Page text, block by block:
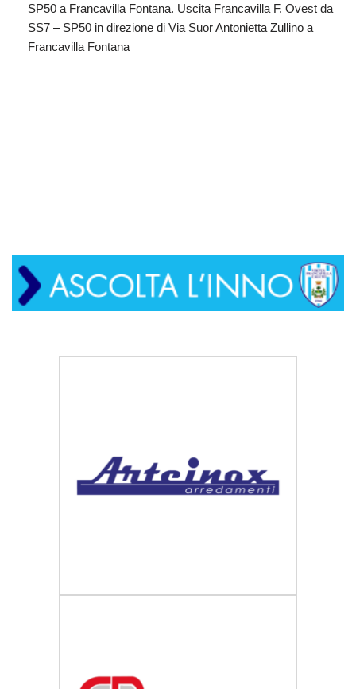
SP50 a Francavilla Fontana. Uscita Francavilla F. Ovest da
SS7 – SP50 in direzione di Via Suor Antonietta Zullino a
Francavilla Fontana